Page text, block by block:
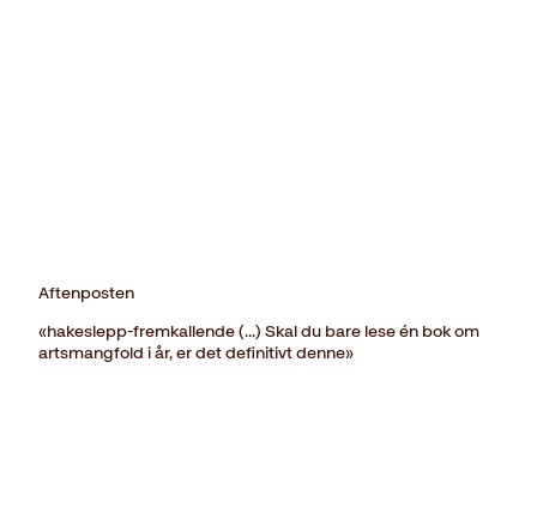
Aftenposten
«hakeslepp-fremkallende (...) Skal du bare lese én bok om
artsmangfold i år, er det definitivt denne»